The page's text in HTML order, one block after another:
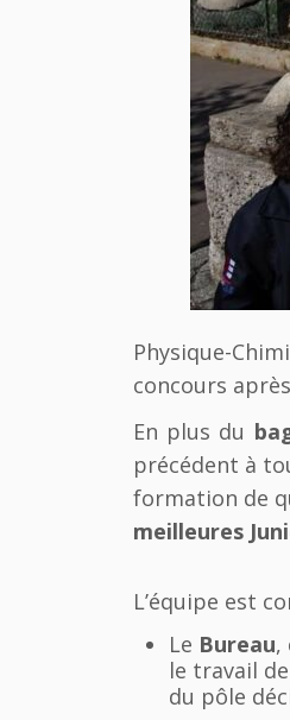
Physique-
concours
En plus du
précédent à
formation de
meilleures
L’équipe est
Le Bureau,
le travail
du pôle